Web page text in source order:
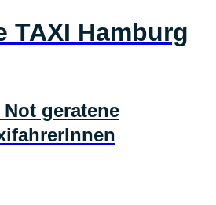
TAXI Hamburg
geratene